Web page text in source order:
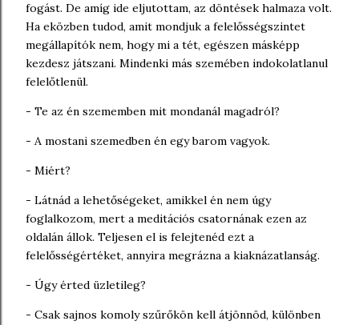
fogást. De amíg ide eljutottam, az döntések halmaza volt.
Ha eközben tudod, amit mondjuk a felelősségszintet
megállapítók nem, hogy mi a tét, egészen másképp
kezdesz játszani. Mindenki más szemében indokolatlanul
felelőtlenül.
- Te az én szememben mit mondanál magadról?
- A mostani szemedben én egy barom vagyok.
- Miért?
- Látnád a lehetőségeket, amikkel én nem úgy
foglalkozom, mert a meditációs csatornának ezen az
oldalán állok. Teljesen el is felejtenéd ezt a
felelősségértéket, annyira megrázna a kiaknázatlanság.
- Úgy érted üzletileg?
- Csak sajnos komoly szűrőkön kell átjönnöd, különben